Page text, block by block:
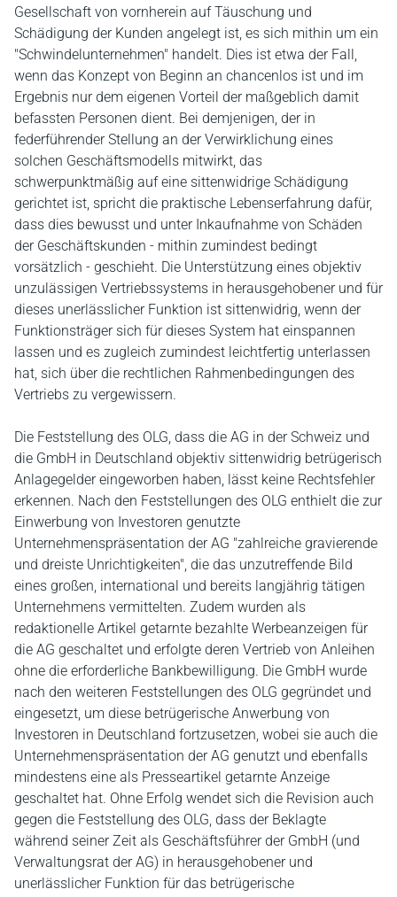
Gesellschaft von vornherein auf Täuschung und
Schädigung der Kunden angelegt ist, es sich mithin um ein
"Schwindelunternehmen" handelt. Dies ist etwa der Fall,
wenn das Konzept von Beginn an chancenlos ist und im
Ergebnis nur dem eigenen Vorteil der maßgeblich damit
befassten Personen dient. Bei demjenigen, der in
federführender Stellung an der Verwirklichung eines
solchen Geschäftsmodells mitwirkt, das
schwerpunktmäßig auf eine sittenwidrige Schädigung
gerichtet ist, spricht die praktische Lebenserfahrung dafür,
dass dies bewusst und unter Inkaufnahme von Schäden
der Geschäftskunden - mithin zumindest bedingt
vorsätzlich - geschieht. Die Unterstützung eines objektiv
unzulässigen Vertriebssystems in herausgehobener und für
dieses unerlässlicher Funktion ist sittenwidrig, wenn der
Funktionsträger sich für dieses System hat einspannen
lassen und es zugleich zumindest leichtfertig unterlassen
hat, sich über die rechtlichen Rahmenbedingungen des
Vertriebs zu vergewissern.
Die Feststellung des OLG, dass die AG in der Schweiz und
die GmbH in Deutschland objektiv sittenwidrig betrügerisch
Anlagegelder eingeworben haben, lässt keine Rechtsfehler
erkennen. Nach den Feststellungen des OLG enthielt die zur
Einwerbung von Investoren genutzte
Unternehmenspräsentation der AG "zahlreiche gravierende
und dreiste Unrichtigkeiten", die das unzutreffende Bild
eines großen, international und bereits langjährig tätigen
Unternehmens vermittelten. Zudem wurden als
redaktionelle Artikel getarnte bezahlte Werbeanzeigen für
die AG geschaltet und erfolgte deren Vertrieb von Anleihen
ohne die erforderliche Bankbewilligung. Die GmbH wurde
nach den weiteren Feststellungen des OLG gegründet und
eingesetzt, um diese betrügerische Anwerbung von
Investoren in Deutschland fortzusetzen, wobei sie auch die
Unternehmenspräsentation der AG genutzt und ebenfalls
mindestens eine als Presseartikel getarnte Anzeige
geschaltet hat. Ohne Erfolg wendet sich die Revision auch
gegen die Feststellung des OLG, dass der Beklagte
während seiner Zeit als Geschäftsführer der GmbH (und
Verwaltungsrat der AG) in herausgehobener und
unerlässlicher Funktion für das betrügerische